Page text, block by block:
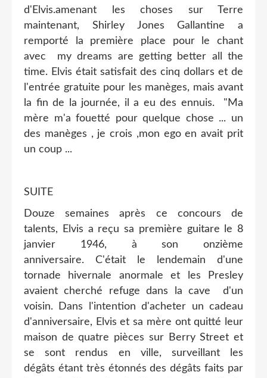
d'Elvis.amenant les choses sur Terre
maintenant, Shirley Jones Gallantine a
remporté la première place pour le chant
avec my dreams are getting better all the
time. Elvis était satisfait des cinq dollars et de
l'entrée gratuite pour les manèges, mais avant
la fin de la journée, il a eu des ennuis. "Ma
mère m'a fouetté pour quelque chose ... un
des manèges , je crois ,mon ego en avait prit
un coup ...
SUITE
Douze semaines après ce concours de
talents, Elvis a reçu sa première guitare le 8
janvier 1946, à son onzième
anniversaire. C'était le lendemain d'une
tornade hivernale anormale et les Presley
avaient cherché refuge dans la cave d'un
voisin. Dans l'intention d'acheter un cadeau
d'anniversaire, Elvis et sa mère ont quitté leur
maison de quatre pièces sur Berry Street et
se sont rendus en ville, surveillant les
dégâts étant très étonnés des dégâts faits par